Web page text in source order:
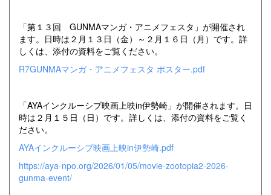
「第１３回 GUNMAマンガ・アニメフェスタ」が開催され
ます。日時は２月１３日（金）～２月１６日（月）です。詳
しくは、添付の資料をご覧ください。
R7GUNMAマンガ・アニメフェスタ ポスター.pdf
「AYAインクルーシブ映画上映in伊勢崎」が開催されます。日
時は２月１５日（日）です。詳しくは、添付の資料をご覧く
ださい。
AYAインクルーシブ映画上映in伊勢崎.pdf
https://aya-npo.org/2026/01/05/movie-zootopia2-2026-
gunma-event/